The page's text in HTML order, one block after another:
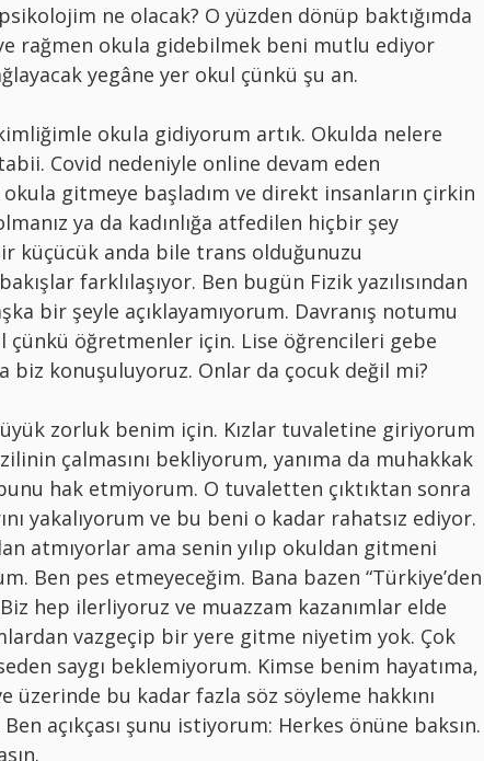
ne olacak? O yüzden dönüp baktığımda
rağmen okula gidebilmek beni mutlu ediyor
yegâne yer okul çünkü şu an.
okula gidiyorum artık. Okulda nelere
Covid nedeniyle online devam eden
gitmeye başladım ve direkt insanların çirkin
ya da kadınlığa atfedilen hiçbir şey
küçücük anda bile trans olduğunuzu
farklılaşıyor. Ben bugün Fizik yazılısından
bir şeyle açıklayamıyorum. Davranış notumu
çünkü öğretmenler için. Lise öğrencileri gebe
biz konuşuluyoruz. Onlar da çocuk değil mi?
zorluk benim için. Kızlar tuvaletine giriyorum
çalmasını bekliyorum, yanıma da muhakkak
hak etmiyorum. O tuvaletten çıktıktan sonra
yakalıyorum ve bu beni o kadar rahatsız ediyor.
atmıyorlar ama senin yılıp okuldan gitmeni
Ben pes etmeyeceğim. Bana bazen “Türkiye’den
hep ilerliyoruz ve muazzam kazanımlar elde
vazgeçip bir yere gitme niyetim yok. Çok
saygı beklemiyorum. Kimse benim hayatıma,
üzerinde bu kadar fazla söz söyleme hakkını
açıkçası şunu istiyorum: Herkes önüne baksın.